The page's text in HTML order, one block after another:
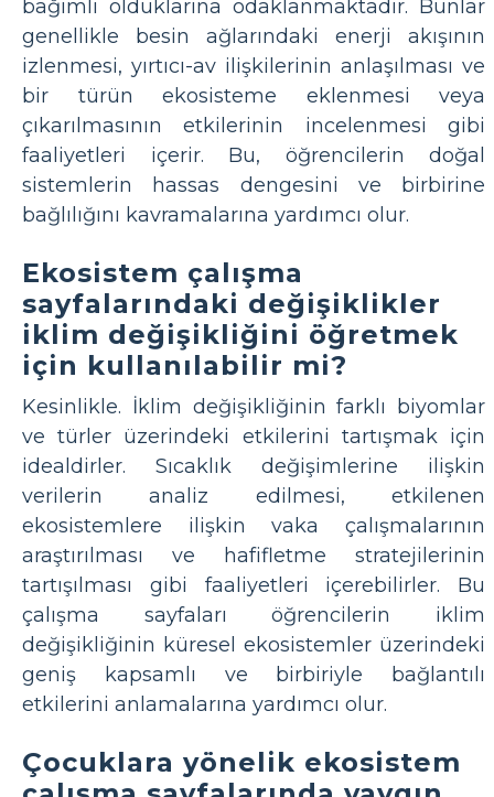
bağımlı olduklarına odaklanmaktadır. Bunlar
genellikle besin ağlarındaki enerji akışının
izlenmesi, yırtıcı-av ilişkilerinin anlaşılması ve
bir türün ekosisteme eklenmesi veya
çıkarılmasının etkilerinin incelenmesi gibi
faaliyetleri içerir. Bu, öğrencilerin doğal
sistemlerin hassas dengesini ve birbirine
bağlılığını kavramalarına yardımcı olur.
Ekosistem çalışma
sayfalarındaki değişiklikler
iklim değişikliğini öğretmek
için kullanılabilir mi?
Kesinlikle. İklim değişikliğinin farklı biyomlar
ve türler üzerindeki etkilerini tartışmak için
idealdirler. Sıcaklık değişimlerine ilişkin
verilerin analiz edilmesi, etkilenen
ekosistemlere ilişkin vaka çalışmalarının
araştırılması ve hafifletme stratejilerinin
tartışılması gibi faaliyetleri içerebilirler. Bu
çalışma sayfaları öğrencilerin iklim
değişikliğinin küresel ekosistemler üzerindeki
geniş kapsamlı ve birbiriyle bağlantılı
etkilerini anlamalarına yardımcı olur.
Çocuklara yönelik ekosistem